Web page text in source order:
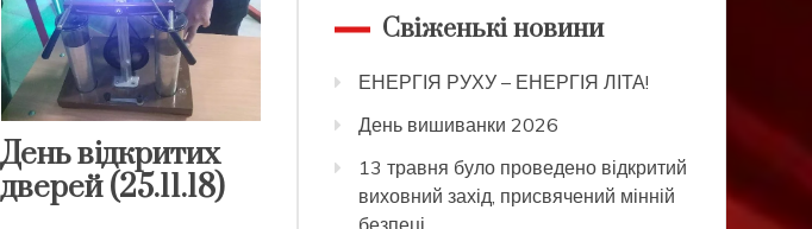
День відкритих
дверей (25.11.18)
Свіженькі новини
ЕНЕРГІЯ РУХУ – ЕНЕРГІЯ ЛІТА!
День вишиванки 2026
13 травня було проведено відкритий
виховний захід, присвячений мінній
безпеці